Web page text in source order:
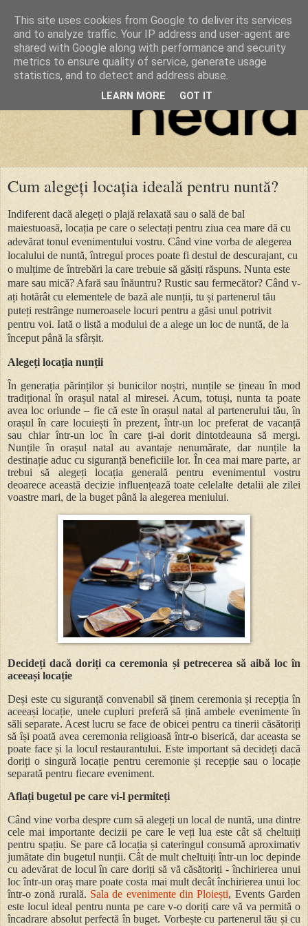
Cum alegeți locația ideală pentru nuntă?
Indiferent dacă alegeți o plajă relaxată sau o sală de bal
maiestuoasă, locația pe care o selectați pentru ziua cea mare dă cu
adevărat tonul evenimentului vostru. Când vine vorba de alegerea
localului de nuntă, întregul proces poate fi destul de descurajant, cu
o mulțime de întrebări la care trebuie să găsiți răspuns. Nunta este
mare sau mică? Afară sau înăuntru? Rustic sau fermecător? Când v-
ați hotărât cu elementele de bază ale nunții, tu și partenerul tău
puteți restrânge numeroasele locuri pentru a găsi unul potrivit
pentru voi. Iată o listă a modului de a alege un loc de nuntă, de la
început până la sfârșit.
Alegeți locația nunții
În generația părinților și bunicilor noștri, nunțile se țineau în mod
tradițional în orașul natal al miresei. Acum, totuși, nunta ta poate
avea loc oriunde – fie că este în orașul natal al partenerului tău, în
orașul în care locuiești în prezent, într-un loc preferat de vacanță
sau chiar într-un loc în care ți-ai dorit dintotdeauna să mergi.
Nunțile în orașul natal au avantaje nenumărate, dar nunțile la
destinație aduc cu siguranță beneficiile lor. În cea mai mare parte, ar
trebui să alegeți locația generală pentru evenimentul vostru
deoarece această decizie influențează toate celelalte detalii ale zilei
voastre mari, de la buget până la alegerea meniului.
Decideți dacă doriți ca ceremonia și petrecerea să aibă loc în
aceeași locație
Deși este cu siguranță convenabil să ținem ceremonia și recepția în
aceeași locație, unele cupluri preferă să țină ambele evenimente în
săli separate. Acest lucru se face de obicei pentru ca tinerii căsătoriți
să își poată avea ceremonia religioasă într-o biserică, dar aceasta se
poate face și la locul restaurantului. Este important să decideți dacă
doriți o singură locație pentru ceremonie și recepție sau o locație
separată pentru fiecare eveniment.
Aflați bugetul pe care vi-l permiteți
Când vine vorba despre cum să alegeți un local de nuntă, una dintre
cele mai importante decizii pe care le veți lua este cât să cheltuiți
pentru spațiu. Se pare că locația și cateringul consumă aproximativ
jumătate din bugetul nunții. Cât de mult cheltuiți într-un loc depinde
cu adevărat de locul în care doriți să vă căsătoriți - închirierea unui
loc într-un oraș mare poate costa mai mult decât închirierea unui loc
într-o zonă rurală. Sala de evenimente din Ploiești, Events Garden
este locul ideal pentru nunta pe care v-o doriți care vă va permită o
încadrare absolut perfectă în buget. Vorbește cu partenerul tău și cu
This site uses cookies from Google to deliver its services
and to analyze traffic. Your IP address and user-agent are
shared with Google along with performance and security
metrics to ensure quality of service, generate usage
statistics, and to detect and address abuse.
LEARN MORE GOT IT